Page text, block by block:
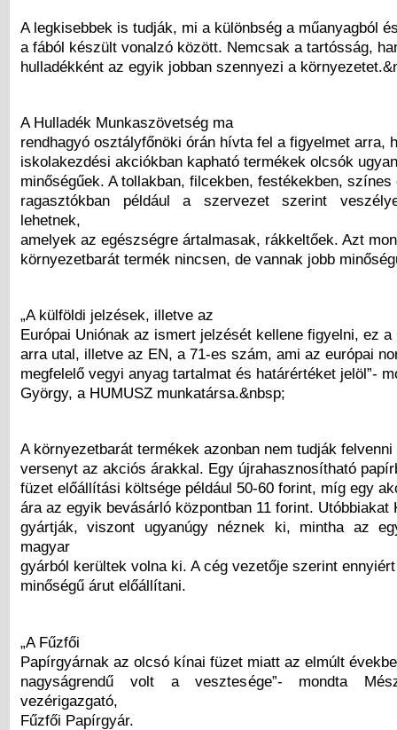
A legkisebbek is tudják, mi a különbség a műanyagból
a fából készült vonalzó között. Nemcsak a tartósság,
hulladékként az egyik jobban szennyezi a
A Hulladék Munkaszövetség ma
rendhagyó osztályfőnöki órán hívta fel a figyelmet arra,
iskolakezdési akciókban kapható termékek olcsók
minőségűek. A tollakban, filcekben, festékekben, színes
ragasztókban például a szervezet szerint
lehetnek,
amelyek az egészségre ártalmasak, rákkeltőek. Azt
környezetbarát termék nincsen, de vannak jobb
„A külföldi jelzések, illetve az
Európai Uniónak az ismert jelzését kellene figyelni, ez
arra utal, illetve az EN, a 71-es szám, ami az európai
megfelelő vegyi anyag tartalmat és határértéket jelöl”-
György, a HUMUSZ munkatársa.&nbsp;
A környezetbarát termékek azonban nem tudják felvenni
versenyt az akciós árakkal. Egy újrahasznosítható
füzet előállítási költsége például 50-60 forint, míg egy
ára az egyik bevásárló központban 11 forint. Utóbbiakat
gyártják, viszont ugyanúgy néznek ki, mintha az
magyar
gyárból kerültek volna ki. A cég vezetője szerint
minőségű árut előállítani.
„A Fűzfői
Papírgyárnak az olcsó kínai füzet miatt az elmúlt
nagyságrendű volt a vesztesége”- mondta
vezérigazgató,
Fűzfői Papírgyár.